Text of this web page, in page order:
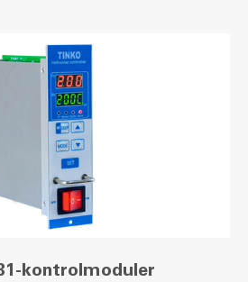
kontrolmoduler